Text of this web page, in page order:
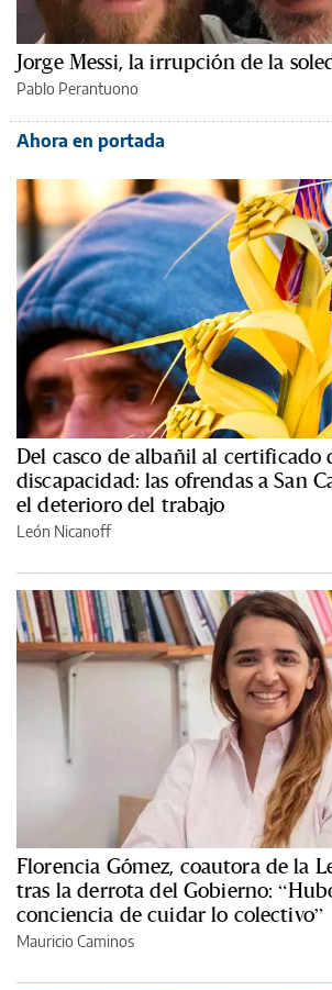
Jorge Messi, la irrupción de la
Pablo Perantuono
Ahora en portada
Del casco de albañil al certificado
discapacidad: las ofrendas a San
el deterioro del trabajo
León Nicanoff
Florencia Gómez, coautora de la
tras la derrota del Gobierno:
conciencia de cuidar lo colectivo”
Mauricio Caminos